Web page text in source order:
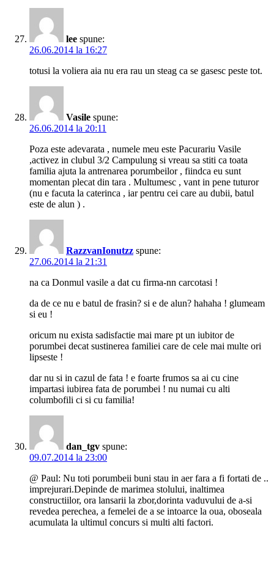
lee spune:
26.06.2014 la 16:27
totusi la voliera aia nu era rau un steag ca se gasesc peste tot.
Vasile spune:
26.06.2014 la 20:11
Poza este adevarata , numele meu este Pacurariu Vasile
,activez in clubul 3/2 Campulung si vreau sa stiti ca toata
familia ajuta la antrenarea porumbeilor , fiindca eu sunt
momentan plecat din tara . Multumesc , vant in pene tuturor
(nu e facuta la caterinca , iar pentru cei care au dubii, batul
este de alun ) .
RazzvanIonutzz spune:
27.06.2014 la 21:31
na ca Donmul vasile a dat cu firma-nn carcotasi !
da de ce nu e batul de frasin? si e de alun? hahaha ! glumeam
si eu !
oricum nu exista sadisfactie mai mare pt un iubitor de
porumbei decat sustinerea familiei care de cele mai multe ori
lipseste !
dar nu si in cazul de fata ! e foarte frumos sa ai cu cine
impartasi iubirea fata de porumbei ! nu numai cu alti
columbofili ci si cu familia!
dan_tgv spune:
09.07.2014 la 23:00
@ Paul: Nu toti porumbeii buni stau in aer fara a fi fortati de ..
imprejurari.Depinde de marimea stolului, inaltimea
constructiilor, ora lansarii la zbor,dorinta vaduvului de a-si
revedea perechea, a femelei de a se intoarce la oua, oboseala
acumulata la ultimul concurs si multi alti factori.